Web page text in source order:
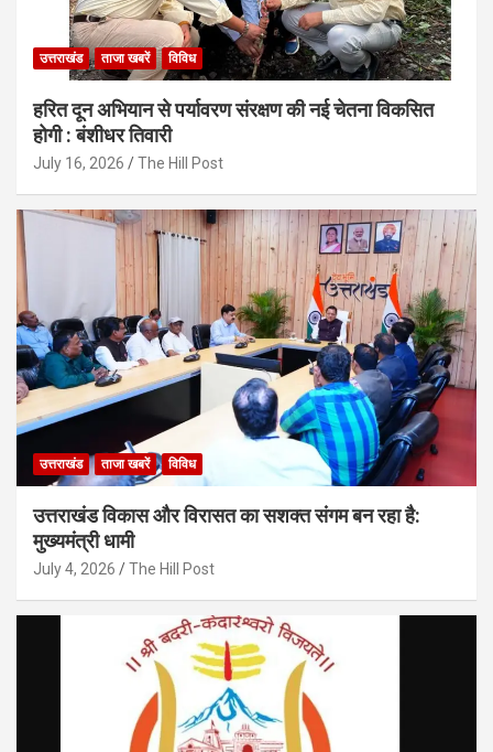
उत्तराखंड ताजा खबरें विविध
हरित दून अभियान से पर्यावरण संरक्षण की नई चेतना विकसित
होगी : बंशीधर तिवारी
July 16, 2026 The Hill Post
उत्तराखंड ताजा खबरें विविध
उत्तराखंड विकास और विरासत का सशक्त संगम बन रहा है:
मुख्यमंत्री धामी
July 4, 2026 The Hill Post